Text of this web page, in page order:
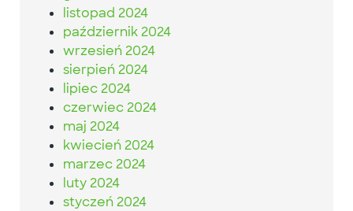
listopad 2024
październik 2024
wrzesień 2024
sierpień 2024
lipiec 2024
czerwiec 2024
maj 2024
kwiecień 2024
marzec 2024
luty 2024
styczeń 2024